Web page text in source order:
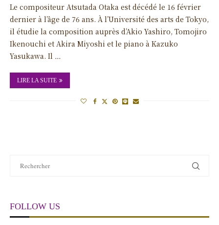
Le compositeur Atsutada Otaka est décédé le 16 février
dernier à l’âge de 76 ans. À l’Université des arts de Tokyo,
il étudie la composition auprès d’Akio Yashiro, Tomojiro
Ikenouchi et Akira Miyoshi et le piano à Kazuko
Yasukawa. Il …
LIRE LA SUITE
FOLLOW US